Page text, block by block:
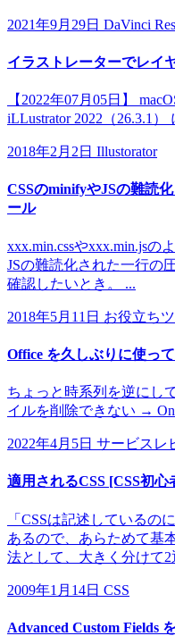
2021年9月29日 DaVinci
イラストレーターでレイ
【2022年07月05日】
iLLustrator 2022（26.3.1
2018年2月2日 Illustorator
CSSのminifyやJSの難読
ール
xxx.min.cssやxxx.min.jsの
JSの難読化された一行の
確認したいとき。 ...
2018年5月11日 お役立ち
Office を久しぶりに使っ
ちょっと時系列を逆にし
イルを削除できない →
2022年4月5日 サービスレ
適用されるCSS [CSS初心
「CSSは記述しているの
あるので、あらためて基
法として、大きく分けて
2009年1月14日 CSS
Advanced Custom Fields